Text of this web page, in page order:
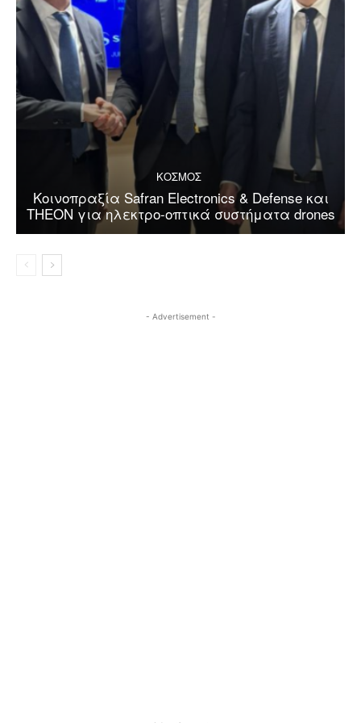
ΚΟΣΜΟΣ
Κοινοπραξία Safran Electronics & Defense και
THEON για ηλεκτρο-οπτικά συστήματα drones
- Advertisement -